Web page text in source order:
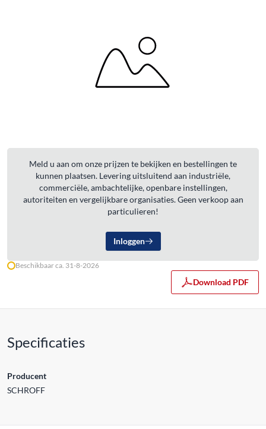
Meld u aan om onze prijzen te bekijken en bestellingen te
kunnen plaatsen. Levering uitsluitend aan industriële,
commerciële, ambachtelijke, openbare instellingen,
autoriteiten en vergelijkbare organisaties. Geen verkoop aan
particulieren!
Inloggen
Beschikbaar ca. 31-8-2026
Download PDF
Specificaties
Producent
SCHROFF